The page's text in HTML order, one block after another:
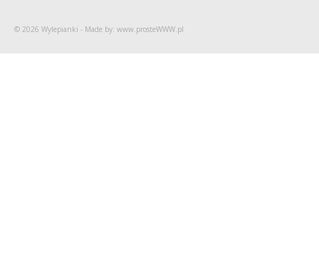
© 2026 Wylepianki - Made by: www.prosteWWW.pl